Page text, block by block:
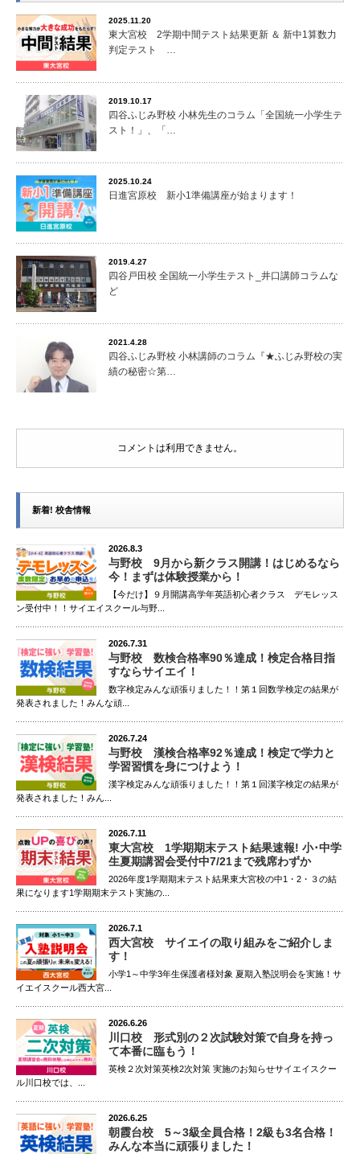
2025.11.20
東大宮校 2学期中間テスト結果更新 ＆ 新中1算数力
判定テスト …
2019.10.17
四谷ふじみ野校 小林先生のコラム「全国統一小学生テ
スト！」、「…
2025.10.24
日進宮原校 新小1準備講座が始まります！
2019.4.27
四谷戸田校 全国統一小学生テスト_井口講師コラムな
ど
2021.4.28
四谷ふじみ野校 小林講師のコラム『★ふじみ野校の実
績の秘密☆第…
コメントは利用できません。
新着! 校舎情報
2026.8.3
与野校 9月から新クラス開講！はじめるなら
今！まずは体験授業から！
【今だけ】９月開講高学年英語初心者クラス デモレッス
ン受付中！！サイエイスクール与野...
2026.7.31
与野校 数検合格率90％達成！検定合格目指
すならサイエイ！
数字検定みんな頑張りました！！第１回数学検定の結果が
発表されました！みんな頑...
2026.7.24
与野校 漢検合格率92％達成！検定で学力と
学習習慣を身につけよう！
漢字検定みんな頑張りました！！第１回漢字検定の結果が
発表されました！みん...
2026.7.11
東大宮校 1学期期末テスト結果速報! 小･中学
生夏期講習会受付中7/21まで残席わずか
2026年度1学期期末テスト結果東大宮校の中1・2・３の結
果になります1学期期末テスト実施の...
2026.7.1
西大宮校 サイエイの取り組みをご紹介しま
す！
小学1～中学3年生保護者様対象 夏期入塾説明会を実施！サ
イエイスクール西大宮...
2026.6.26
川口校 形式別の２次試験対策で自身を持っ
て本番に臨もう！
英検２次対策英検2次対策 実施のお知らせサイエイスクー
ル川口校では、...
2026.6.25
朝霞台校 5～3級全員合格！2級も3名合格！
みんな本当に頑張りました！